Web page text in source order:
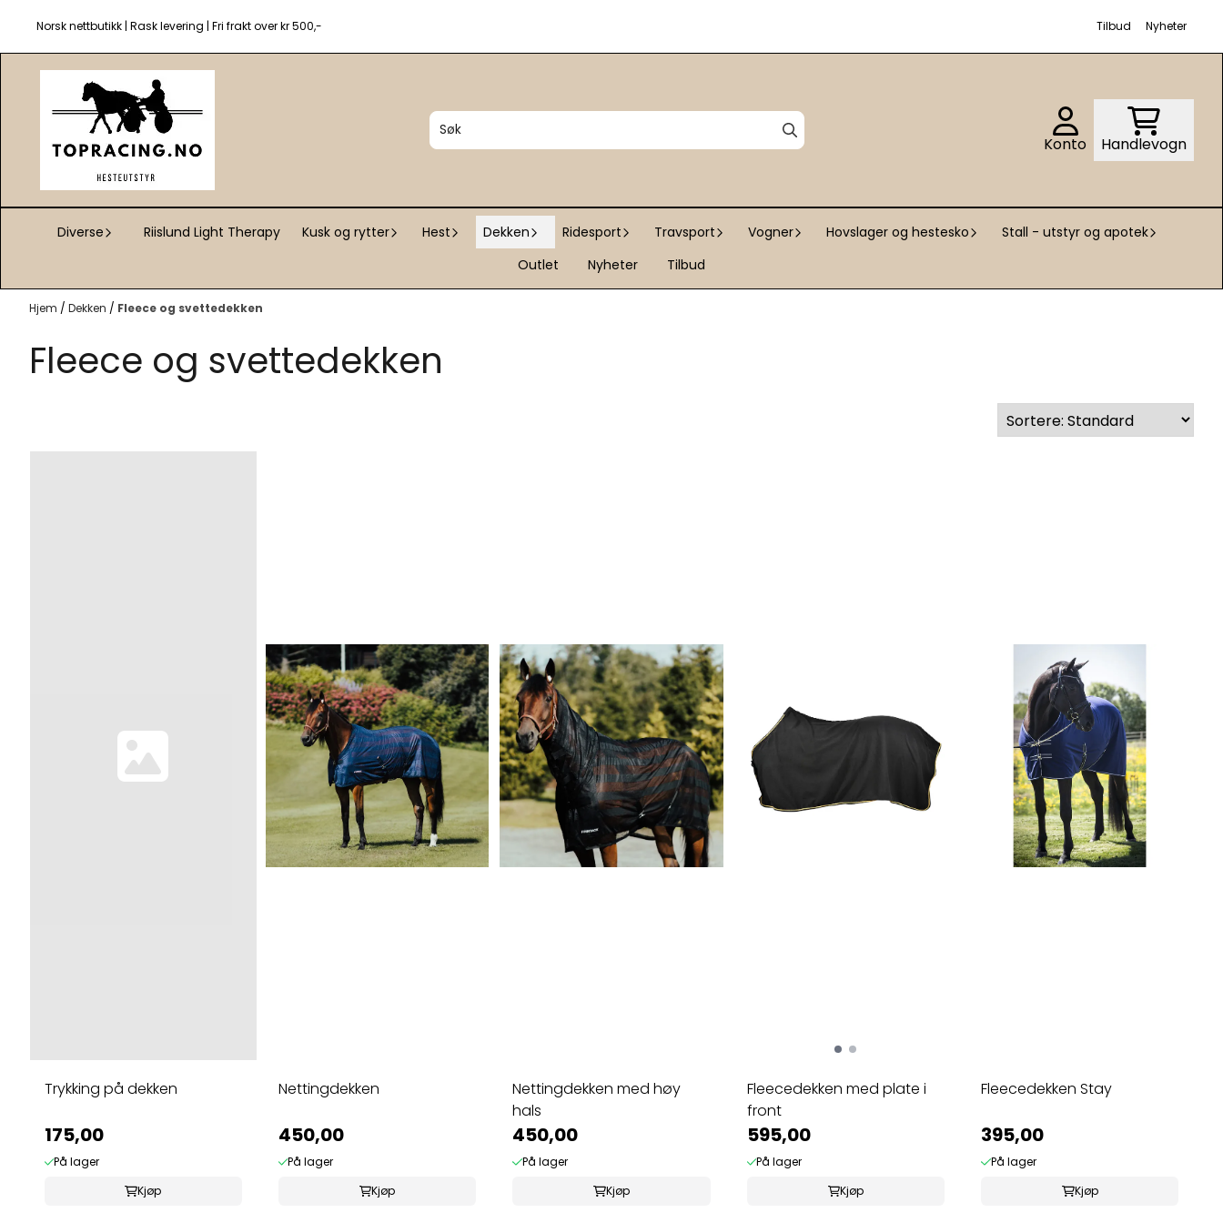
Hopp til innhold
Norsk nettbutikk | Rask levering | Fri frakt over kr 500,- Tilbud Nyheter
Konto Handlevogn
Diverse Riislund Light Therapy Kusk og rytter Hest Dekken Ridesport Travsport Vogner Hovslager og hestesko
Stall - utstyr og apotek
Outlet
Nyheter Tilbud
Hjem / Dekken / Fleece og svettedekken
Fleece og svettedekken
Trykking på dekken
175,00
På lager
Kjøp
Nettingdekken
450,00
På lager
Kjøp
Nettingdekken med høy
hals
450,00
På lager
Kjøp
Fleecedekken med plate i
front
595,00
På lager
Kjøp
Fleecedekken Stay
395,00
På lager
Kjøp